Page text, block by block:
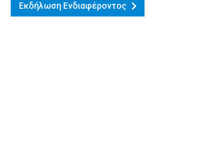
Εκδήλωση Ενδιαφέροντος